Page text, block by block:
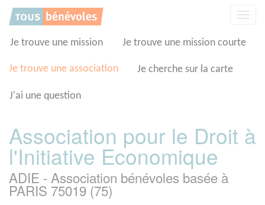
Je trouve une mission Je trouve une mission courte
Je trouve une association Je cherche sur la carte
J'ai une question
Association pour le Droit à
l'Initiative Economique
ADIE - Association bénévoles basée à
PARIS 75019 (75)
Panneau de gestion des cookies